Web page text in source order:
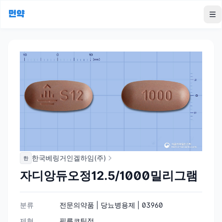
먼약
한 한국베링거인겔하임(주)
자디앙듀오정12.5/1000밀리그램
분류
전문의약품 | 당뇨병용제 | 03960